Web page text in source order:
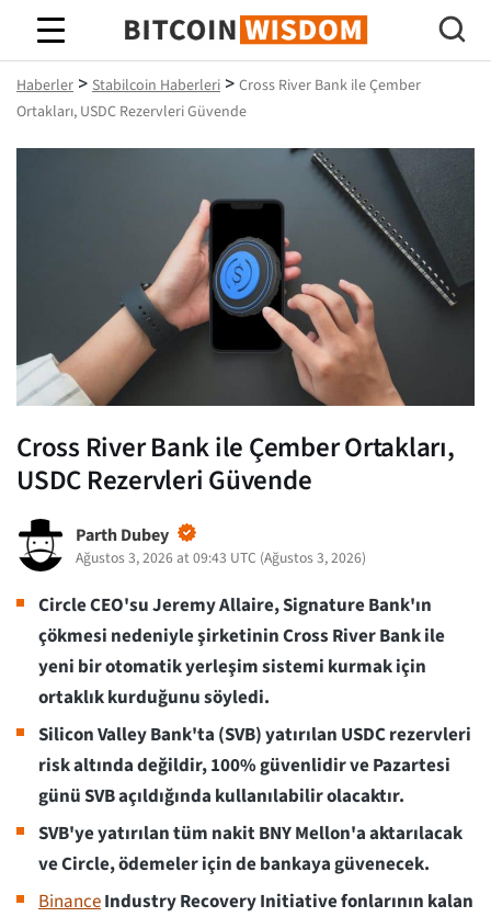
Bitcoin Bilgeliği
Haberler > Stabilcoin Haberleri > Cross River Bank ile Çember
Ortakları, USDC Rezervleri Güvende
Cross River Bank ile Çember Ortakları,
USDC Rezervleri Güvende
Parth Dubey
Ağustos 3, 2026 at 09:43 UTC (Ağustos 3, 2026)
Circle CEO'su Jeremy Allaire, Signature Bank'ın
çökmesi nedeniyle şirketinin Cross River Bank ile
yeni bir otomatik yerleşim sistemi kurmak için
ortaklık kurduğunu söyledi.
Silicon Valley Bank'ta (SVB) yatırılan USDC rezervleri
risk altında değildir, 100% güvenlidir ve Pazartesi
günü SVB açıldığında kullanılabilir olacaktır.
SVB'ye yatırılan tüm nakit BNY Mellon'a aktarılacak
ve Circle, ödemeler için de bankaya güvenecek.
BinanceIndustry Recovery Initiative fonlarının kalan